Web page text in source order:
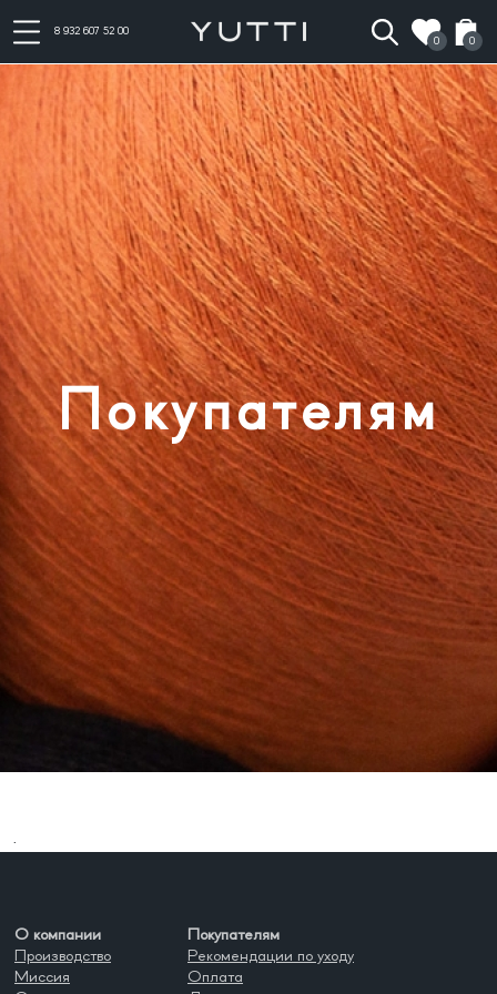
8 932 607 52 00
0
0
Покупателям
.
О компании
Производство
Миссия
Покупателям
Рекомендации по уходу
Оплата